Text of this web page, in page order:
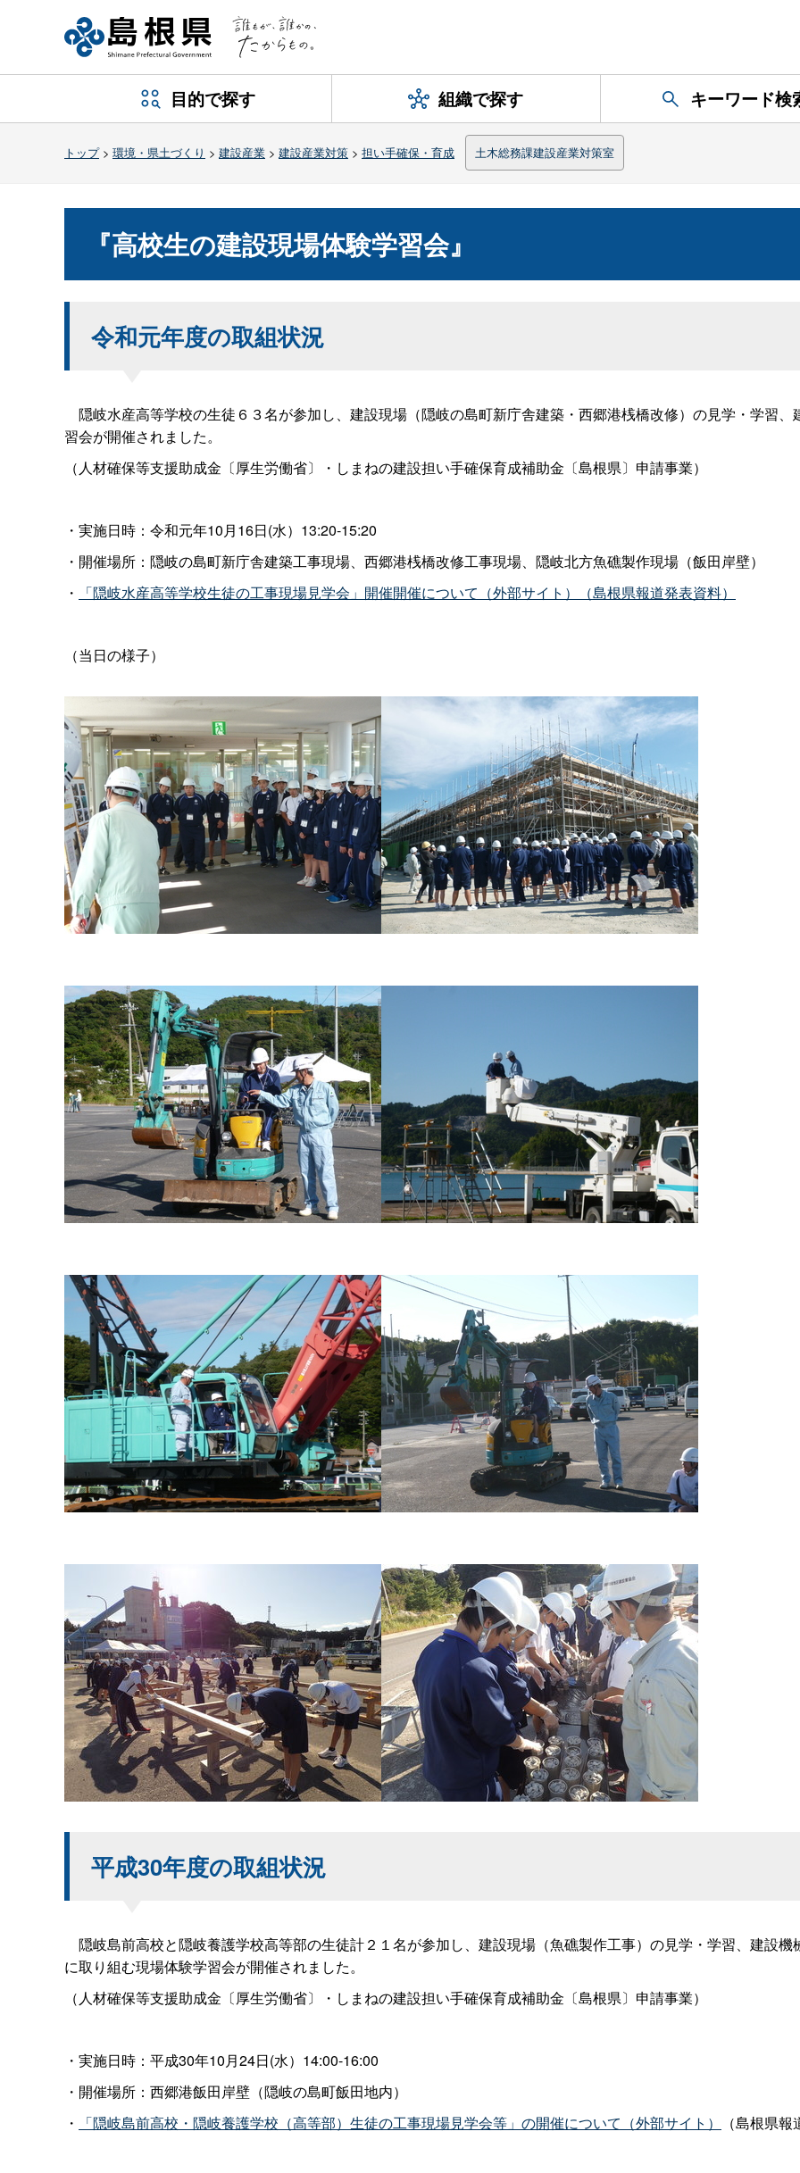
目的で探す 組織で探す キーワード検
トップ> 環境・県土づくり > 建設産業 > 建設産業対策 > 担い手確保・育成 土木総務課建設産業対策室
『高校生の建設現場体験学習会』
令和元年度の取組状況
隠岐水産高等学校の生徒６３名が参加し、建設現場（隠岐の島町新庁舎建築・西郷港桟橋改修）の見学・学習
習会が開催されました。
（人材確保等支援助成金〔厚生労働省〕・しまねの建設担い手確保育成補助金〔島根県〕申請事業）
・実施日時：令和元年10月16日(水）13:20-15:20
・開催場所： 隠岐の島町新庁舎建築工事現場、西郷港桟橋改修工事現場、隠岐北方魚礁製作現場（飯田岸壁）
・
「隠岐水産高等学校生徒の工事現場見学会」開催開催について（外部サイト）（島根県報道発表資料）
（当日の様子）
平成30年度の取組状況
隠岐島前高校と隠岐養護学校高等部の生徒計２１名が参加し、建設現場（魚礁製作工事）の見学・学習、建設
に取り組む現場体験学習会が開催されました。
（人材確保等支援助成金〔厚生労働省〕・しまねの建設担い手確保育成補助金〔島根県〕申請事業）
・実施日時：平成30年10月24日(水）14:00-16:00
・開催場所：西郷港飯田岸壁（隠岐の島町飯田地内）
・
「隠岐島前高校・隠岐養護学校（高等部）生徒の工事現場見学会等」の開催について（外部サイト） （島根県報